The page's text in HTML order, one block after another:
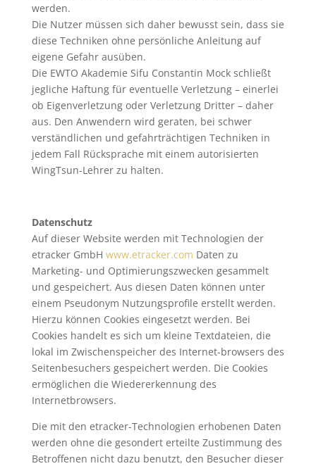
werden.
Die Nutzer müssen sich daher bewusst sein, dass sie
diese Techniken ohne persönliche Anleitung auf
eigene Gefahr ausüben.
Die EWTO Akademie Sifu Constantin Mock schließt
jegliche Haftung für eventuelle Verletzung – einerlei
ob Eigenverletzung oder Verletzung Dritter – daher
aus. Den Anwendern wird geraten, bei schwer
verständlichen und gefahrträchtigen Techniken in
jedem Fall Rücksprache mit einem autorisierten
WingTsun-Lehrer zu halten.
Datenschutz
Auf dieser Website werden mit Technologien der
etracker GmbH www.etracker.com Daten zu
Marketing- und Optimierungszwecken gesammelt
und gespeichert. Aus diesen Daten können unter
einem Pseudonym Nutzungsprofile erstellt werden.
Hierzu können Cookies eingesetzt werden. Bei
Cookies handelt es sich um kleine Textdateien, die
lokal im Zwischenspeicher des Internet-browsers des
Seitenbesuchers gespeichert werden. Die Cookies
ermöglichen die Wiedererkennung des
Internetbrowsers.
Die mit den etracker-Technologien erhobenen Daten
werden ohne die gesondert erteilte Zustimmung des
Betroffenen nicht dazu benutzt, den Besucher dieser